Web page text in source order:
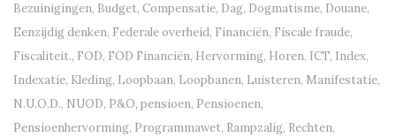
Bezuinigingen, Budget, Compensatie, Dag, Dogmatisme, Douane,
Eenzijdig denken, Federale overheid, Financiën, Fiscale fraude,
Fiscaliteit., FOD, FOD Financiën, Hervorming, Horen, ICT, Index,
Indexatie, Kleding, Loopbaan, Loopbanen, Luisteren, Manifestatie,
N.U.O.D., NUOD, P&O, pensioen, Pensioenen,
Pensioenhervorming, Programmawet, Rampzalig, Rechten,